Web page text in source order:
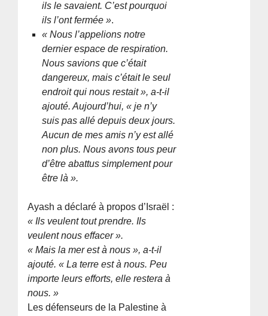
ils le savaient. C’est pourquoi
ils l’ont fermée ».
« Nous l’appelions notre
dernier espace de respiration.
Nous savions que c’était
dangereux, mais c’était le seul
endroit qui nous restait », a-t-il
ajouté. Aujourd’hui, « je n’y
suis pas allé depuis deux jours.
Aucun de mes amis n’y est allé
non plus. Nous avons tous peur
d’être abattus simplement pour
être là ».
Ayash a déclaré à propos d’Israël :
« Ils veulent tout prendre. Ils
veulent nous effacer ».
« Mais la mer est à nous », a-t-il
ajouté. « La terre est à nous. Peu
importe leurs efforts, elle restera à
nous. »
Les défenseurs de la Palestine à